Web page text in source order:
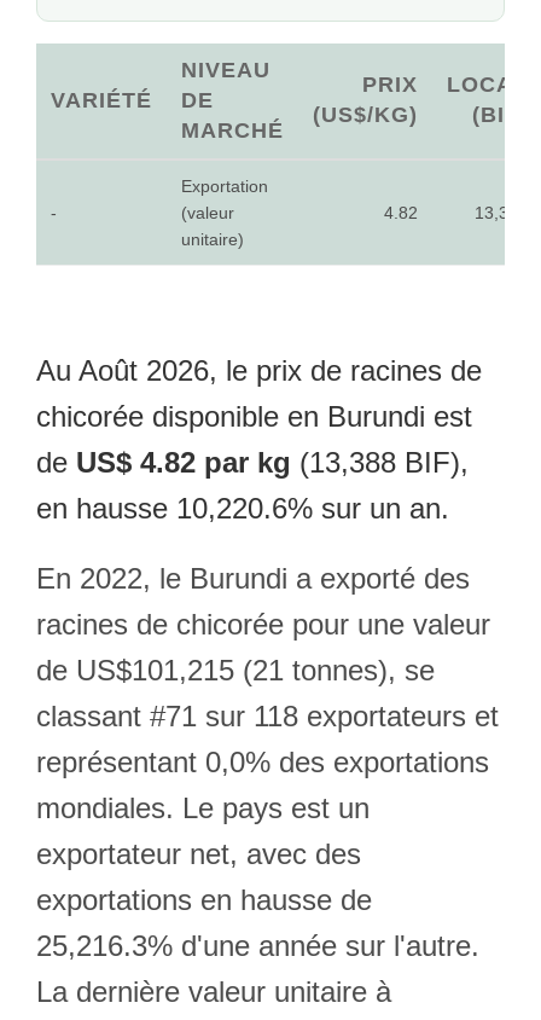
VARIÉTÉ
NIVEAU
DE
MARCHÉ
PRIX
(US$/KG)
LOCAL
(BIF)
-
Exportation
(valeur
unitaire)
4.82 13,388
Au Août 2026, le prix de racines de
chicorée disponible en Burundi est
de US$ 4.82 par kg (13,388 BIF),
en hausse 10,220.6% sur un an.
En 2022, le Burundi a exporté des
racines de chicorée pour une valeur
de US$101,215 (21 tonnes), se
classant #71 sur 118 exportateurs et
représentant 0,0% des exportations
mondiales. Le pays est un
exportateur net, avec des
exportations en hausse de
25,216.3% d'une année sur l'autre.
La dernière valeur unitaire à